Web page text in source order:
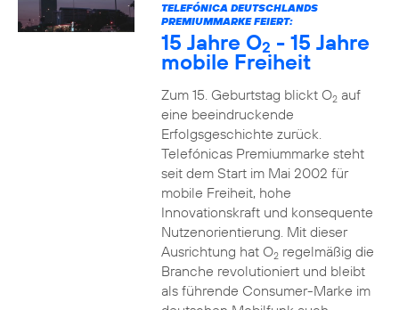
TELEFÓNICA DEUTSCHLANDS
PREMIUMMARKE FEIERT:
15 Jahre O2 - 15 Jahre
mobile Freiheit
Zum 15. Geburtstag blickt O2auf
eine beeindruckende
Erfolgsgeschichte zurück.
Telefónicas Premiummarke steht
seit dem Start im Mai 2002 für
mobile Freiheit, hohe
Innovationskraft und konsequente
Nutzenorientierung. Mit dieser
Ausrichtung hat O2regelmäßig die
Branche revolutioniert und bleibt
als führende Consumer-Marke im